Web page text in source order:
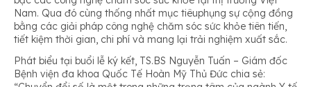
Nam. Qua đó cùng thống nhất mục tiêuphụng sự cộng đồng
bằng các giải pháp công nghệ chăm sóc sức khỏe tiên tiến,
tiết kiệm thời gian, chi phí và mang lại trải nghiệm xuất sắc.
Phát biểu tại buổi lễ ký kết, TS.BS Nguyễn Tuấn – Giám đốc
Bệnh viện đa khoa Quốc Tế Hoàn Mỹ Thủ Đức chia sẻ: